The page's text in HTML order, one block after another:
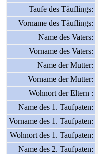
Taufe des Täuflings:
Vorname des Täuflings:
Name des Vaters:
Vorname des Vaters:
Name der Mutter:
Vorname der Mutter:
Wohnort der Eltern :
Name des 1. Taufpaten:
Vorname des 1. Taufpaten:
Wohnort des 1. Taufpaten:
Name des 2. Taufpaten: